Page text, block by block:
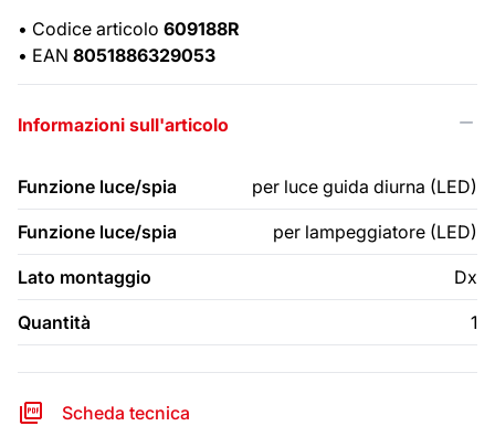
• Codice articolo 609188R
• EAN 8051886329053
Informazioni sull'articolo
Funzione luce/spia per luce guida diurna (LED)
Funzione luce/spia per lampeggiatore (LED)
Lato montaggio Dx
Quantità 1
Scheda tecnica